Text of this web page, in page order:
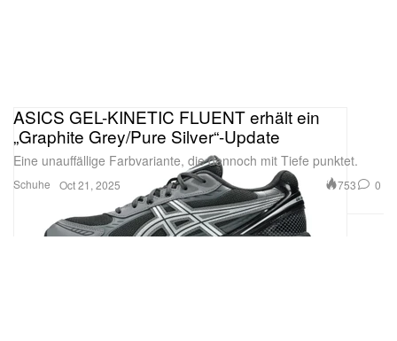
Schuhe
ASICS GEL-KINETIC FLUENT erhält ein
„Graphite Grey/Pure Silver“-Update
Eine unauffällige Farbvariante, die dennoch mit Tiefe punktet.
Oct 21, 2025 753 0